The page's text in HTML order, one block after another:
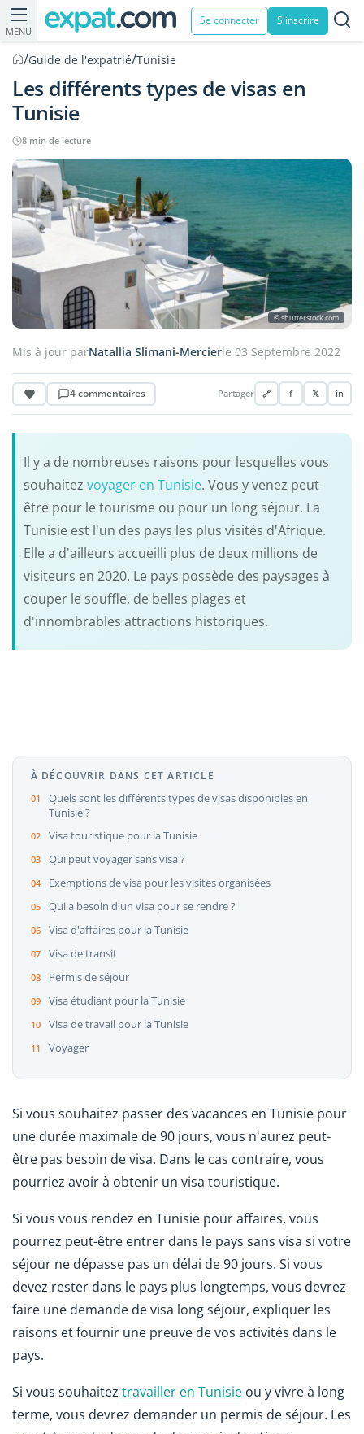
MENU
Se connecter S'inscrire
/Guide de l'expatrié/Tunisie
Les différents types de visas en
Tunisie
8 min de lecture
© shutterstock.com
Mis à jour parNatallia Slimani-Mercierle 03 Septembre 2022
4 commentaires Partager 🔗 f 𝕏 in
Il y a de nombreuses raisons pour lesquelles vous
souhaitez voyager en Tunisie. Vous y venez peut-
être pour le tourisme ou pour un long séjour. La
Tunisie est l'un des pays les plus visités d'Afrique.
Elle a d'ailleurs accueilli plus de deux millions de
visiteurs en 2020. Le pays possède des paysages à
couper le souffle, de belles plages et
d'innombrables attractions historiques.
À DÉCOUVRIR DANS CET ARTICLE
Quels sont les différents types de visas disponibles en
Tunisie ?
Visa touristique pour la Tunisie
Qui peut voyager sans visa ?
Exemptions de visa pour les visites organisées
Qui a besoin d'un visa pour se rendre ?
Visa d'affaires pour la Tunisie
Visa de transit
Permis de séjour
Visa étudiant pour la Tunisie
Visa de travail pour la Tunisie
Voyager
Si vous souhaitez passer des vacances en Tunisie pour
une durée maximale de 90 jours, vous n'aurez peut-
être pas besoin de visa. Dans le cas contraire, vous
pourriez avoir à obtenir un visa touristique.
Si vous vous rendez en Tunisie pour affaires, vous
pourrez peut-être entrer dans le pays sans visa si votre
séjour ne dépasse pas un délai de 90 jours. Si vous
devez rester dans le pays plus longtemps, vous devrez
faire une demande de visa long séjour, expliquer les
raisons et fournir une preuve de vos activités dans le
pays.
Si vous souhaitez travailler en Tunisie ou y vivre à long
terme, vous devrez demander un permis de séjour. Les